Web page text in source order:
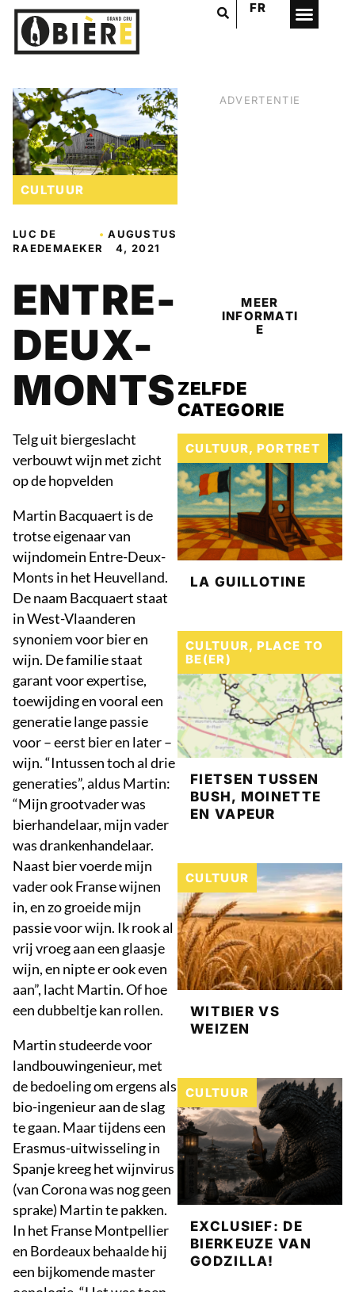
FR
CULTUUR
LUC DE
RAEDEMAEKER
•AUGUSTUS
4, 2021
ENTRE-
DEUX-
MONTS
Telg uit biergeslacht
verbouwt wijn met zicht
op de hopvelden
Martin Bacquaert is de
trotse eigenaar van
wijndomein Entre-Deux-
Monts in het Heuvelland.
De naam Bacquaert staat
in West-Vlaanderen
synoniem voor bier en
wijn. De familie staat
garant voor expertise,
toewijding en vooral een
generatie lange passie
voor – eerst bier en later –
wijn. “Intussen toch al drie
generaties”, aldus Martin:
“Mijn grootvader was
bierhandelaar, mijn vader
was drankenhandelaar.
Naast bier voerde mijn
vader ook Franse wijnen
in, en zo groeide mijn
passie voor wijn. Ik rook al
vrij vroeg aan een glaasje
wijn, en nipte er ook even
aan”, lacht Martin. Of hoe
een dubbeltje kan rollen.
Martin studeerde voor
landbouwingenieur, met
de bedoeling om ergens als
bio-ingenieur aan de slag
te gaan. Maar tijdens een
Erasmus-uitwisseling in
Spanje kreeg het wijnvirus
(van Corona was nog geen
sprake) Martin te pakken.
In het Franse Montpellier
en Bordeaux behaalde hij
een bijkomende master
ADVERTENTIE
MEER
INFORMATI
E
ZELFDE
CATEGORIE
CULTUUR, PORTRET
LA GUILLOTINE
CULTUUR, PLACE TO
BE(ER)
FIETSEN TUSSEN
BUSH, MOINETTE
EN VAPEUR
CULTUUR
WITBIER VS
WEIZEN
CULTUUR
EXCLUSIEF: DE
BIERKEUZE VAN
GODZILLA!